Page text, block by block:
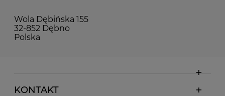
Wola Dębińska 155
32-852 Dębno
Polska
KONTAKT